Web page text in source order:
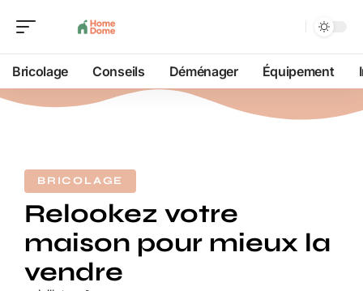
Bricolage Conseils Déménager Équipement
BRICOLAGE
Relookez votre
maison pour mieux la
vendre